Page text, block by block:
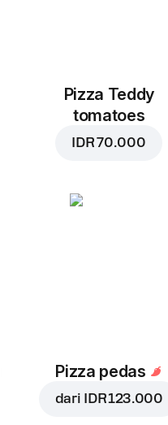
Pizza Teddy
tomatoes
IDR 70.000
Pizza pedas
dari IDR 123.000